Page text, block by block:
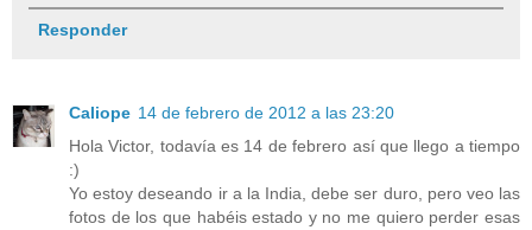
Responder
Caliope 14 de febrero de 2012 a las 23:20
Hola Victor, todavía es 14 de febrero así que llego a tiempo
:)
Yo estoy deseando ir a la India, debe ser duro, pero veo las
fotos de los que habéis estado y no me quiero perder esas